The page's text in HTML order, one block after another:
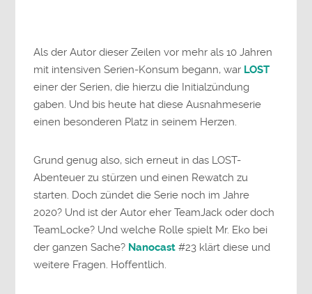
Als der Autor dieser Zeilen vor mehr als 10 Jahren
mit intensiven Serien-Konsum begann, war LOST
einer der Serien, die hierzu die Initialzündung
gaben. Und bis heute hat diese Ausnahmeserie
einen besonderen Platz in seinem Herzen.
Grund genug also, sich erneut in das LOST-
Abenteuer zu stürzen und einen Rewatch zu
starten. Doch zündet die Serie noch im Jahre
2020? Und ist der Autor eher TeamJack oder doch
TeamLocke? Und welche Rolle spielt Mr. Eko bei
der ganzen Sache? Nanocast #23 klärt diese und
weitere Fragen. Hoffentlich.